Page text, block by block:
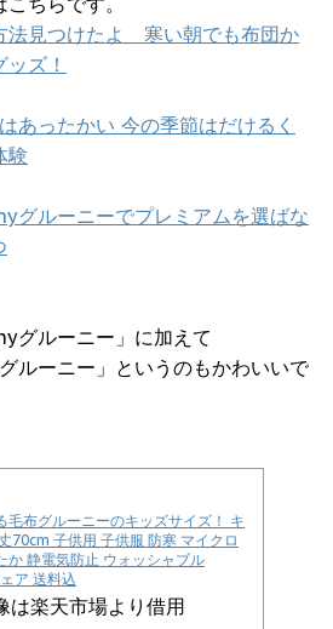
法見つけたよ 寒い朝でも布団か
ズ！
あったかい 今の季節はだけるく
験
グルーニーでプレミアムを選ばな
グルーニー」に加えて
ルーニー」というのもかわいいで
毛布グルーニーのキッズサイズ！ キ
70cm 子供用 子供服 防寒 マイクロ
か 静電気防止 ウォッシャブル
ア 送料込
は楽天市場より借用